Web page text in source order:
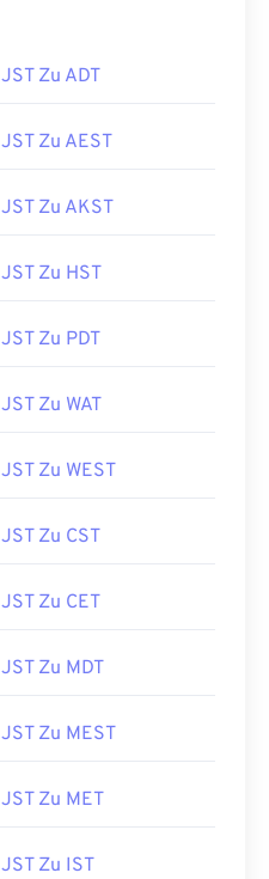
JST Zu ADT
JST Zu AEST
JST Zu AKST
JST Zu HST
JST Zu PDT
JST Zu WAT
JST Zu WEST
JST Zu CST
JST Zu CET
JST Zu MDT
JST Zu MEST
JST Zu MET
JST Zu IST